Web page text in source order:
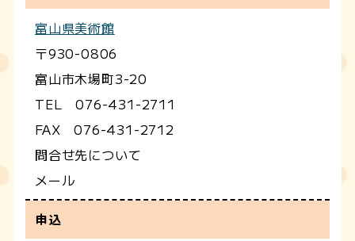
富山県美術館
〒930-0806
富山市木場町3-20
TEL 076-431-2711
FAX 076-431-2712
問合せ先について
メール
申込